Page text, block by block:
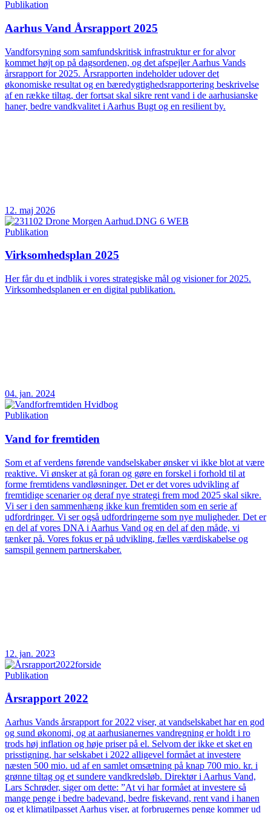
Publikation
Aarhus Vand Årsrapport 2025
Vandforsyning som samfundskritisk infrastruktur er for alvor
kommet højt op på dagsordenen, og det afspejler Aarhus Vands
årsrapport for 2025. Årsrapporten indeholder udover det
økonomiske resultat og en bæredygtighedsrapportering beskrivelse
af en række tiltag, der fortsat skal sikre rent vand i de aarhusianske
haner, bedre vandkvalitet i Aarhus Bugt og en resilient by.
12. maj 2026
Publikation
Virksomhedsplan 2025
Her får du et indblik i vores strategiske mål og visioner for 2025.
Virksomhedsplanen er en digital publikation.
04. jan. 2024
Publikation
Vand for fremtiden
Som et af verdens førende vandselskaber ønsker vi ikke blot at være
reaktive. Vi ønsker at gå foran og gøre en forskel i forhold til at
forme fremtidens vandløsninger. Det er det vores udvikling af
fremtidige scenarier og deraf nye strategi frem mod 2025 skal sikre.
Vi ser i den sammenhæng ikke kun fremtiden som en serie af
udfordringer. Vi ser også udfordringerne som nye muligheder. Det er
en del af vores DNA i Aarhus Vand og en del af den måde, vi
tænker på. Vores fokus er på udvikling, fælles værdiskabelse og
samspil gennem partnerskaber.
12. jan. 2023
Publikation
Årsrapport 2022
Aarhus Vands årsrapport for 2022 viser, at vandselskabet har en god
og sund økonomi, og at aarhusianernes vandregning er holdt i ro
trods høj inflation og høje priser på el. Selvom der ikke et sket en
prisstigning, har selskabet i 2022 alligevel formået at investere
næsten 500 mio. ud af en samlet omsætning på knap 700 mio. kr. i
grønne tiltag og et sundere vandkredsløb. Direktør i Aarhus Vand,
Lars Schrøder, siger om dette: ”At vi har formået at investere så
mange penge i bedre badevand, bedre fiskevand, rent vand i hanen
og et klimatilpasset Aarhus viser, at forbrugernes penge kommer ud